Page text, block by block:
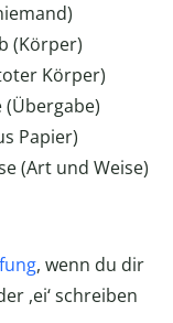
b (Körper)
Körper)
(Übergabe)
Papier)
(Art und Weise)
, wenn du dir
,ei‘ schreiben